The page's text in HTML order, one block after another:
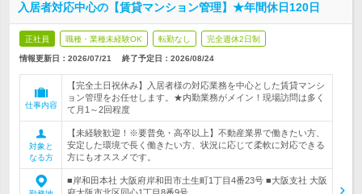
入居者対応中心の【賃貸マンション管理】★年間休日120日
正社員 職種・業種未経験OK 転勤なし 完全週休2日制
情報更新日：2026/07/21 終了予定日： 2026/08/24
仕事内容
【完全土日祝休み】入居者様の対応業務を中心とした賃貸マンシ
ョン管理をお任せします。★内勤業務がメイン！現場訪問は多く
て月1～2回程度
対象と
なる方
【未経験歓迎！※要普免・高卒以上】不動産業界で働きたい方、
安定した環境で長く働きたい方、状況に応じて柔軟に対応できる
方にもオススメです。
■岸和田本社 大阪府岸和田市土生町1丁目4番23号 ■大阪支社 大阪